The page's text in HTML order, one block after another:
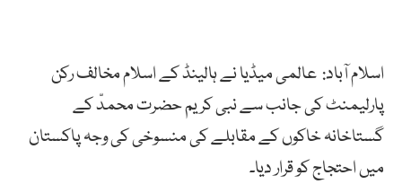
اسلام آباد: عالمی میڈیا نے ہالینڈ کے اسلام مخالف رکن
پارلیمنٹ کی جانب سے نبی کریم حضرت محمدّ کے
گستاخانہ خاکوں کے مقابلے کی منسوخی کی وجہ پاکستان
میں احتجاج کو قرار دیا۔